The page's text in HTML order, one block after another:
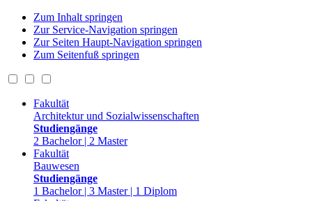
Zum Inhalt springen
Zur Service-Navigation springen
Zur Seiten Haupt-Navigation springen
Zum Seitenfuß springen
Fakultät
Architektur und Sozialwissenschaften
Studiengänge
2 Bachelor | 2 Master
Fakultät
Bauwesen
Studiengänge
1 Bachelor | 3 Master | 1 Diplom